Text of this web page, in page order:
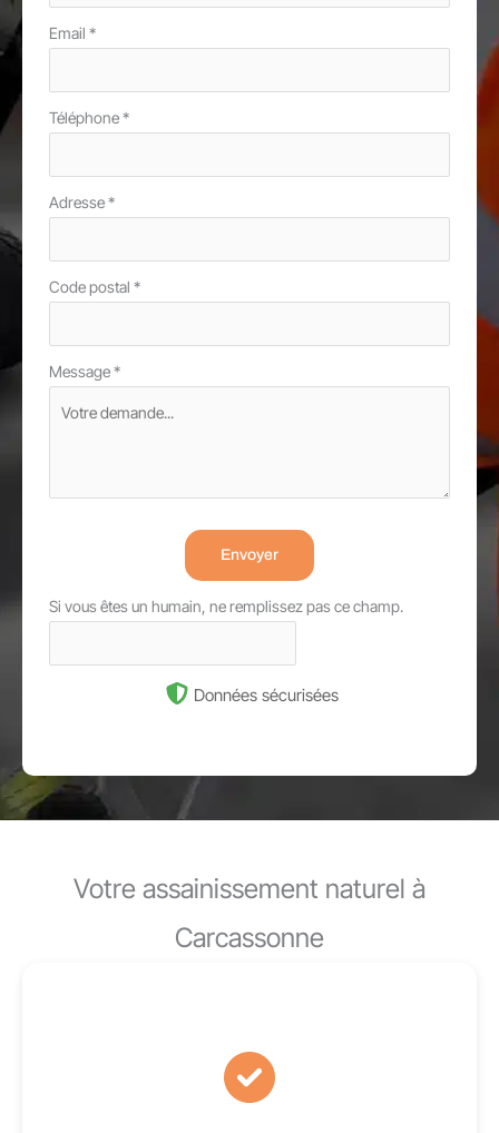
Email *
Téléphone*
Adresse*
Code postal *
Message*
Envoyer
Si vous êtes un humain, ne remplissez pas ce champ.
Données sécurisées
Votre assainissement naturel à
Carcassonne